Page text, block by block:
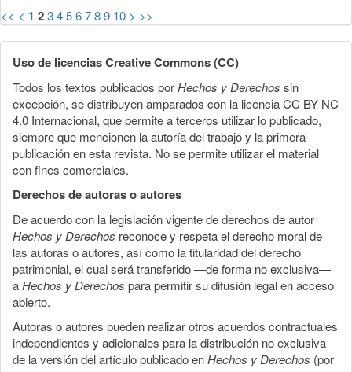
<< < 1 23456789 10 > >>
Uso de licencias Creative Commons (CC)
Todos los textos publicados porHechos y Derechos sin
excepción, se distribuyen amparados con la licencia CC BY-NC
4.0 Internacional, que permite a terceros utilizar lo publicado,
siempre que mencionen la autoría del trabajo y la primera
publicación en esta revista. No se permite utilizar el material
con fines comerciales.
Derechos de autoras o autores
De acuerdo con la legislación vigente de derechos de autor
Hechos y Derechos reconoce y respeta el derecho moral de
las autoras o autores, así como la titularidad del derecho
patrimonial, el cual será transferido —de forma no exclusiva—
aHechos y Derechos para permitir su difusión legal en acceso
abierto.
Autoras o autores pueden realizar otros acuerdos contractuales
independientes y adicionales para la distribución no exclusiva
de la versión del artículo publicado enHechos y Derechos (por